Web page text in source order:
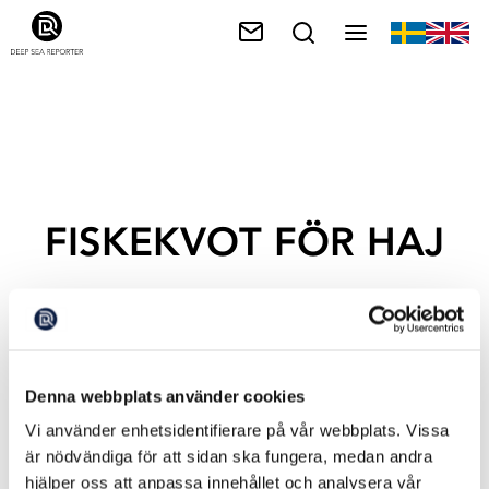
Denna webbplats använder cookies
Vi använder enhetsidentifierare på vår webbplats. Vissa
är nödvändiga för att sidan ska fungera, medan andra
hjälper oss att anpassa innehållet och analysera vår
FISKEKVOT FÖR HAJ